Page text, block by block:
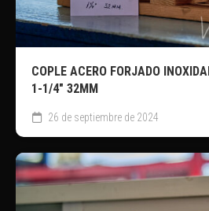
COPLE ACERO FORJADO
1-1/4″ 32MM
26 de septiembre de 2024